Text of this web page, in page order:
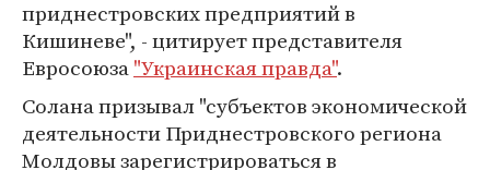
приднестровских предприятий в
Кишиневе", - цитирует представителя
Евросоюза"Украинская правда".
Солана призывал "субъектов экономической
деятельности Приднестровского региона
Молдовы зарегистрироваться в